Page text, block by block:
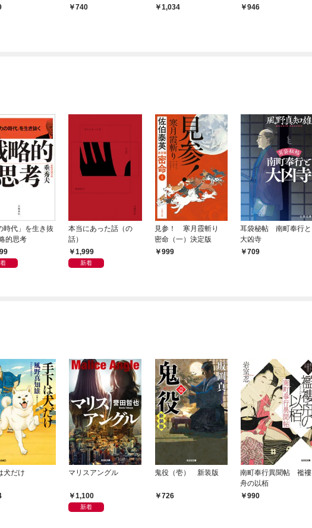
発売]
740
1,034
946
時代」を生き抜
的思考
本当にあった話（の
話）
1,999
新着
見参！ 寒月霞斬り
密命（一）決定版
999
耳袋秘帖 南町奉行と
大凶寺
709
犬だけ マリスアングル
1,100
新着
鬼役（壱） 新装版
726
南町奉行異聞帖 襤褸
舟の以栢
990